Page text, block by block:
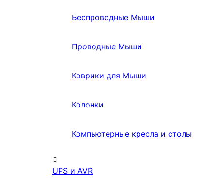
Беспроводные Мыши
Проводные Мыши
Коврики для Мыши
Колонки
Компьютерные кресла и столы
UPS и AVR